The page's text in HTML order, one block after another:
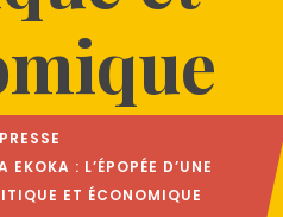
: L’ÉPOPÉE D’UNE
ET ÉCONOMIQUE